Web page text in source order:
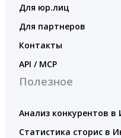
Для юр.лиц
Для партнеров
Контакты
API / MCP
Полезное
Анализ конкурентов в
Статистика сторис в